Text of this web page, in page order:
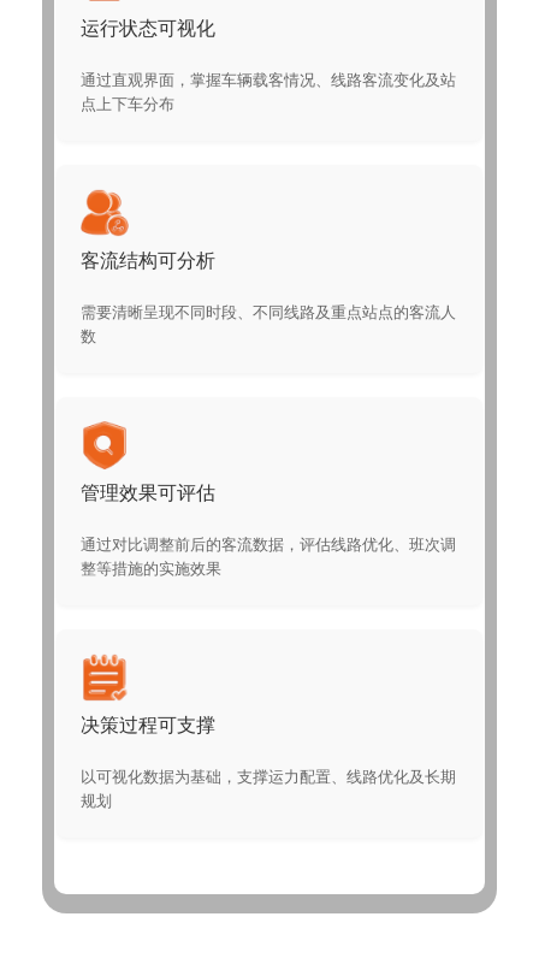
运行状态可视化
通过直观界面，掌握车辆载客情况、线路客流变化及站
点上下车分布
客流结构可分析
需要清晰呈现不同时段、不同线路及重点站点的客流人
数
管理效果可评估
通过对比调整前后的客流数据，评估线路优化、班次调
整等措施的实施效果
决策过程可支撑
以可视化数据为基础，支撑运力配置、线路优化及长期
规划